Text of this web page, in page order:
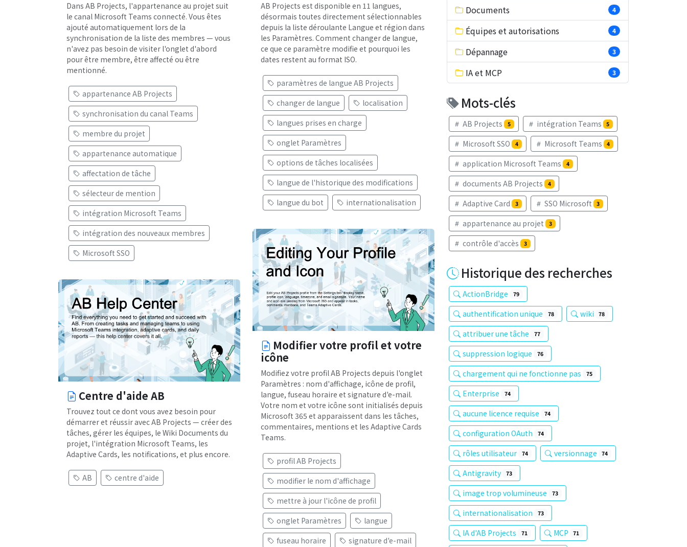
Dans AB Projects, l'appartenance au projet suit
le canal Microsoft Teams connecté. Vous êtes
ajouté automatiquement lors de la
synchronisation de la liste des membres — vous
n'avez pas besoin de visiter l'onglet d'abord
pour être membre, être affecté ou être
mentionné.
appartenance AB Projects
synchronisation du canal Teams
membre du projet
appartenance automatique
affectation de tâche
sélecteur de mention
intégration Microsoft Teams
intégration des nouveaux membres
Microsoft SSO
AB Projects est disponible en 11 langues,
désormais toutes directement sélectionnables
depuis la liste déroulante Langue et région dans
les Paramètres. Comment changer de langue,
ce que ce paramètre modifie et pourquoi les
dates restent au format ISO.
paramètres de langue AB Projects
changer de langue
localisation
langues prises en charge
onglet Paramètres
options de tâches localisées
langue de l'historique des modifications
langue du bot
internationalisation
Modifier votre profil et votre
icône
Modifiez votre profil AB Projects depuis l'onglet
Paramètres : nom d'affichage, icône de profil,
langue, fuseau horaire et signature d'e-mail.
Votre nom et votre icône sont initialisés depuis
Microsoft 365 et apparaissent dans les tâches,
commentaires, mentions et les Adaptive Cards
Teams.
profil AB Projects
modifier le nom d'affichage
mettre à jour l'icône de profil
onglet Paramètres
langue
fuseau horaire
signature d'e-mail
Centre d'aide AB
Trouvez tout ce dont vous avez besoin pour
démarrer et réussir avec AB Projects — créer des
tâches, gérer les équipes, le Wiki Documents du
projet, l'intégration Microsoft Teams, les
Adaptive Cards, les notifications, et plus encore.
AB centre d'aide
Documents 4
Équipes et autorisations 4
Dépannage 3
IA et MCP 3
Mots-clés
AB Projects 5 intégration Teams 5
Microsoft SSO 4 Microsoft Teams 4
application Microsoft Teams 4
documents AB Projects 4
Adaptive Card 3 SSO Microsoft 3
appartenance au projet 3
contrôle d'accès 3
Historique des recherches
ActionBridge 79
authentification unique 78 wiki 78
attribuer une tâche 77
suppression logique 76
chargement qui ne fonctionne pas 75
Enterprise 74
aucune licence requise 74
configuration OAuth 74
rôles utilisateur 74 versionnage 74
Antigravity 73
image trop volumineuse 73
internationalisation 73
IA d'AB Projects 71 MCP 71